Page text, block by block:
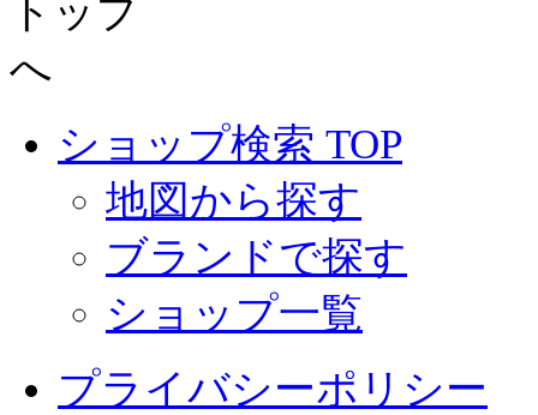
ショップ検索 TOP
地図から探す
ブランドで探す
ショップ一覧
プライバシーポリシー